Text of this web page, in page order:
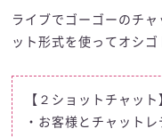
ライブでゴーゴーのチ
ット形式を使ってオシゴ
【２ショットチャット
・お客様とチャット